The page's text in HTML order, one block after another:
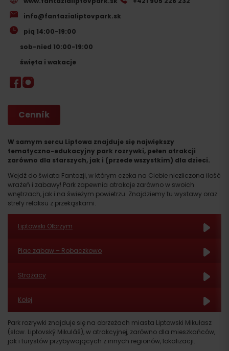
W samym sercu Liptowa znajduje się największy
tematyczno-edukacyjny park rozrywki, pełen atrakcji
zarówno dla starszych, jak i (przede wszystkim) dla dzieci.
Wejdź do świata Fantazji, w którym czeka na Ciebie niezliczona ilość
wrażeń i zabawy! Park zapewnia atrakcje zarówno w swoich
wnętrzach, jak i na świeżym powietrzu. Znajdziemy tu wystawy oraz
strefy relaksu z przekąskami.
Liptowski Olbrzym
Plac zabaw – Robaczkowo
Strażacy
Kolej
Park rozrywki znajduje się na obrzeżach miasta Liptowski Mikułasz
(słow. Liptovský Mikuláš), w atrakcyjnej, zarówno dla mieszkańców,
jak i turystów przybywających z innych regionów, lokalizacji.
info@fantazialiptovpark.sk
pią 14:00-19:00
sob-nied 10:00-19:00
święta i wakacje
Cenník